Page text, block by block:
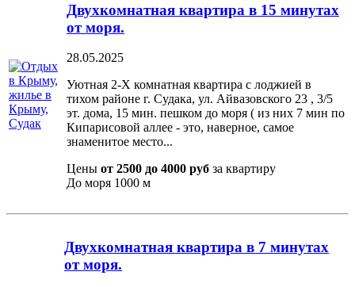
Двухкомнатная квартира в 15 минутах
от моря.
28.05.2025
Уютная 2-Х комнатная квартира с лоджией в
тихом районе г. Судака, ул. Айвазовского 23 , 3/5
эт. дома, 15 мин. пешком до моря ( из них 7 мин по
Кипарисовой аллее - это, наверное, самое
знаменитое место...
Цены от 2500 до 4000 руб за квартиру
До моря 1000 м
Двухкомнатная квартира в 7 минутах
от моря.